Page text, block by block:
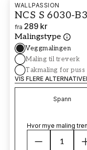
WALLPASSION
NCS S 6030-
fra 289 kr
Malingstype
Veggmalingen
Maling til treverk
Takmaling for
VIS FLERE
Spann
Hvor mye maling